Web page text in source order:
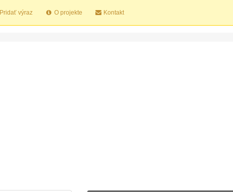
Pridať výraz O projekte Kontakt